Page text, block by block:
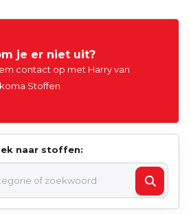
je er niet uit?
contact op met Harry van
Stoffen
naar stoffen: